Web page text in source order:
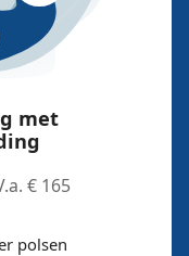
met
€ 165
polsen